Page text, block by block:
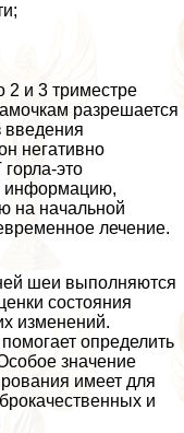
и 3 триместре
разрешается
введения
негативно
это
информацию,
на начальной
лечение.
шеи выполняются
состояния
изменений.
определить
значение
имеет для
и